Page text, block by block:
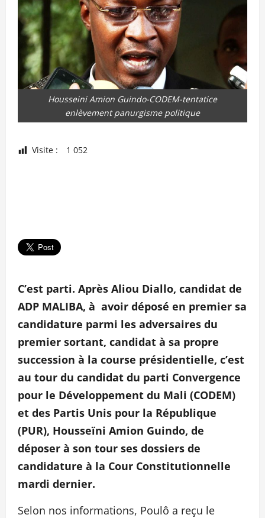
Housseini Amion Guindo-CODEM-tentatice
enlèvement panurgisme politique
Visite : 1 052
C’est parti. Après Aliou Diallo, candidat de
ADP MALIBA, à avoir déposé en premier sa
candidature parmi les adversaires du
premier sortant, candidat à sa propre
succession à la course présidentielle, c’est
au tour du candidat du parti Convergence
pour le Développement du Mali (CODEM)
et des Partis Unis pour la République
(PUR), Housseïni Amion Guindo, de
déposer à son tour ses dossiers de
candidature à la Cour Constitutionnelle
mardi dernier.
Selon nos informations, Poulô a reçu le